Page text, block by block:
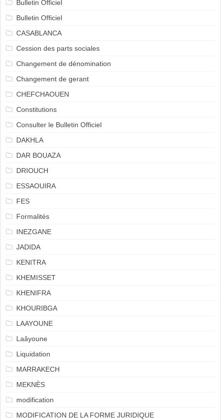
Bulletin Officiel
Bulletin Officiel
CASABLANCA
Cession des parts sociales
Changement de dénomination
Changement de gerant
CHEFCHAOUEN
Constitutions
Consulter le Bulletin Officiel
DAKHLA
DAR BOUAZA
DRIOUCH
ESSAOUIRA
FES
Formalités
INEZGANE
JADIDA
KENITRA
KHEMISSET
KHENIFRA
KHOURIBGA
LAAYOUNE
Laâyoune
Liquidation
MARRAKECH
MEKNÈS
modification
MODIFICATION DE LA FORME JURIDIQUE